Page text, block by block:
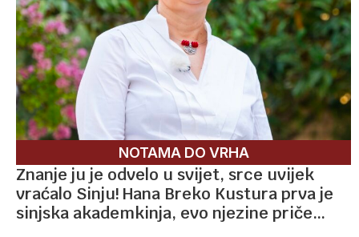
NOTAMA DO VRHA
Znanje ju je odvelo u svijet, srce uvijek
vraćalo Sinju! Hana Breko Kustura prva je
sinjska akademkinja, evo njezine priče…